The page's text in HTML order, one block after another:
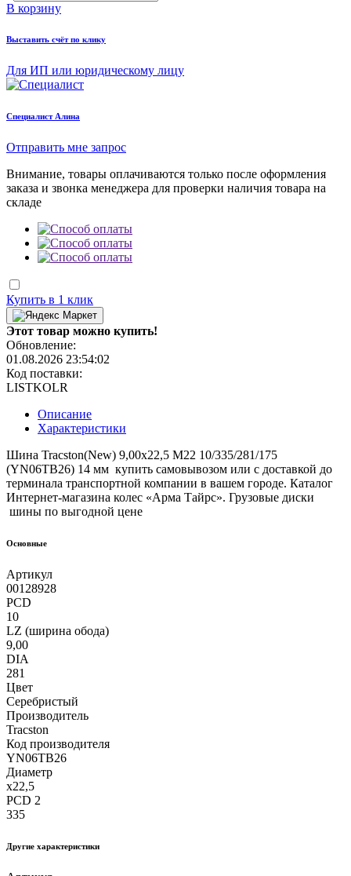
В корзину
Выставить счёт по клику
Для ИП или юридическому лицу
Cпециалист Алина
Отправить мне запрос
Внимание, товары оплачиваются только после оформления
заказа и звонка менеджера для проверки наличия товара на
складе
Купить в 1 клик
Этот товар можно купить!
Обновление:
01.08.2026 23:54:02
Код поставки:
LISTKOLR
Описание
Характеристики
Шина Tracston(New) 9,00x22,5 M22 10/335/281/175
(YN06TB26) 14 мм купить самовывозом или с доставкой до
терминала транспортной компании в вашем городе. Каталог
Интернет-магазина колес «Арма Тайрс». Грузовые диски
шины по выгодной цене
Основные
Артикул
00128928
PCD
10
LZ (ширина обода)
9,00
DIA
281
Цвет
Серебристый
Производитель
Tracston
Код производителя
YN06TB26
Диаметр
x22,5
PCD 2
335
Другие xарактеристики